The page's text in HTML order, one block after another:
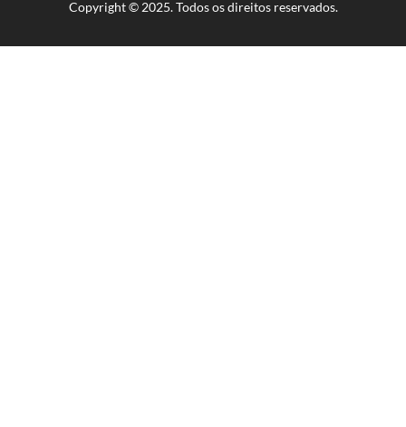
Copyright © 2025. Todos os direitos reservados.